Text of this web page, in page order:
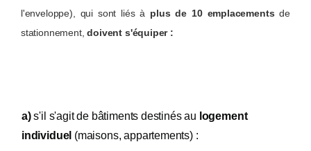
l'enveloppe), qui sont liés à plus de 10 emplacements de
stationnement, doivent s'équiper :
a)s'il s'agit de bâtiments destinés au logement
individuel (maisons, appartements) :